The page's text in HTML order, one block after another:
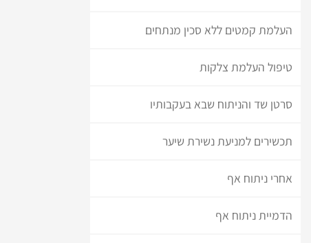
העלמת קמטים ללא סכין מנתחים
טיפול העלמת צלקות
סרטן שד והניתוח שבא בעקבותיו
תכשירים למניעת נשירת שיער
אחרי ניתוח אף
הדמיית ניתוח אף